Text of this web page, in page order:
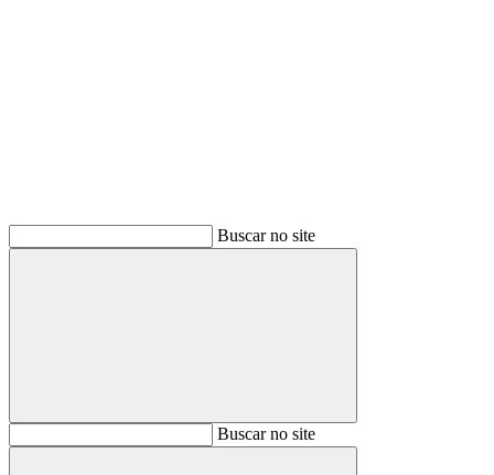
Buscar no site
BuscarBuscar no site